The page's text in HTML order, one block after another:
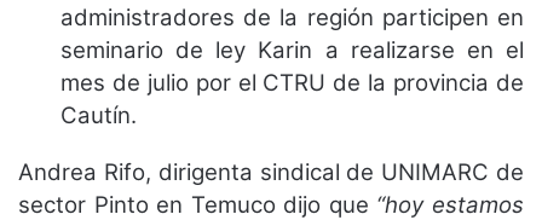
administradores de la región participen en
seminario de ley Karin a realizarse en el
mes de julio por el CTRU de la provincia de
Cautín.
Andrea Rifo, dirigenta sindical de UNIMARC de
sector Pinto en Temuco dijo que “hoy estamos